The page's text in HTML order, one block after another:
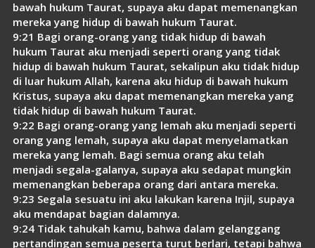
bawah hukum Taurat, supaya aku dapat memenangkan
mereka yang hidup di bawah hukum Taurat.
9:21 Bagi orang-orang yang tidak hidup di bawah
hukum Taurat aku menjadi seperti orang yang tidak
hidup di bawah hukum Taurat, sekalipun aku tidak hidup
di luar hukum Allah, karena aku hidup di bawah hukum
Kristus, supaya aku dapat memenangkan mereka yang
tidak hidup di bawah hukum Taurat.
9:22 Bagi orang-orang yang lemah aku menjadi seperti
orang yang lemah, supaya aku dapat menyelamatkan
mereka yang lemah. Bagi semua orang aku telah
menjadi segala-galanya, supaya aku sedapat mungkin
memenangkan beberapa orang dari antara mereka.
9:23 Segala sesuatu ini aku lakukan karena Injil, supaya
aku mendapat bagian dalamnya.
9:24 Tidak tahukah kamu, bahwa dalam gelanggang
pertandingan semua peserta turut berlari, tetapi bahwa